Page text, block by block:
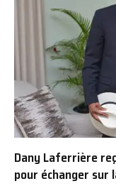
Dany Laferrière
pour échanger sur